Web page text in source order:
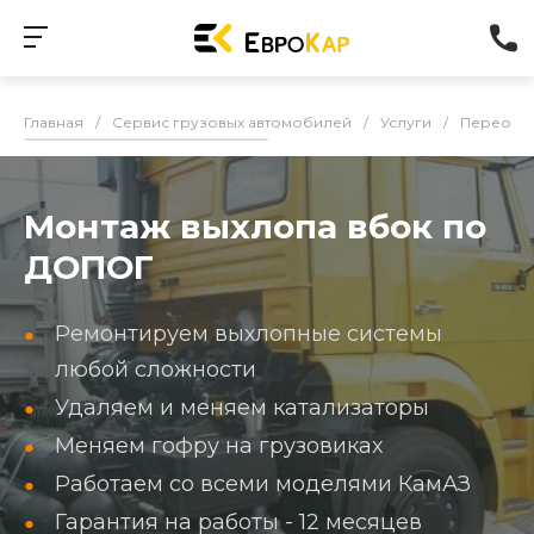
Главная / Сервис грузовых автомобилей / Услуги /
Монтаж выхлопа вбок по
ДОПОГ
Ремонтируем выхлопные системы
любой сложности
Удаляем и меняем катализаторы
Меняем гофру на грузовиках
Работаем со всеми моделями КамАЗ
Гарантия на работы - 12 месяцев